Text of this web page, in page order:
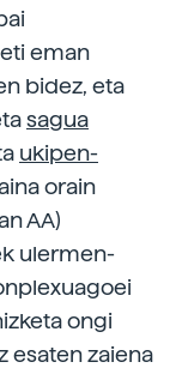
eman
bidez, eta
sagua
ukipen-
orain
AA)
ulermen-
ongi
esaten zaiena